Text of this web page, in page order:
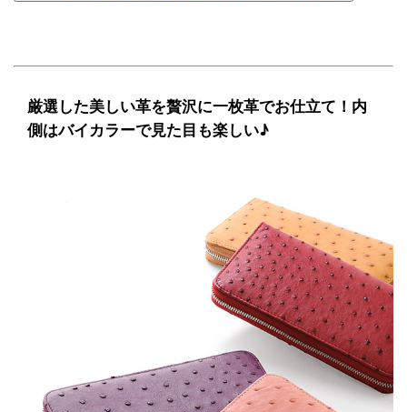
厳選した美しい革を贅沢に一枚革でお仕立て！内
側はバイカラーで見た目も楽しい♪